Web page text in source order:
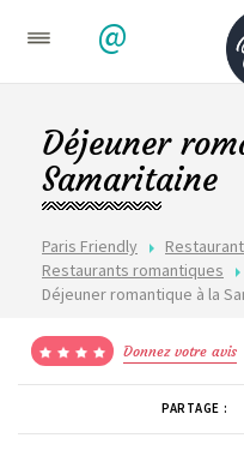
@
Paris Friendly
Restaurants romantiques
Déjeuner romantique à la
Déjeuner
Samaritaine
Donnez votre avis
PARTAGE :